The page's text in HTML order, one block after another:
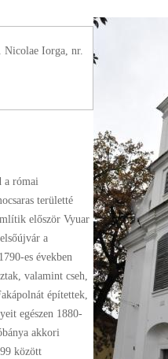
Nicolae Iorga, nr.
a római
területté
először Vyuar
a
es években
valamint cseh,
építettek,
egészen 1880-
akkori
között